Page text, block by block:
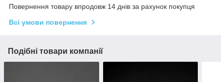
Повернення товару впродовж 14 днів за рахунок покупця
Всі умови повернення
Подібні товари компанії